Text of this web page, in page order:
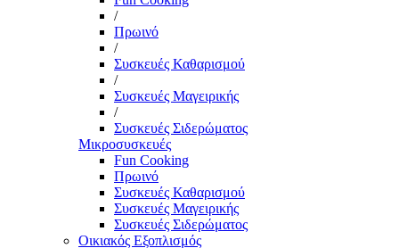
/
Πρωινό
/
Συσκευές Καθαρισμού
/
Συσκευές Μαγειρικής
/
Συσκευές Σιδερώματος
Μικροσυσκευές
Fun Cooking
Πρωινό
Συσκευές Καθαρισμού
Συσκευές Μαγειρικής
Συσκευές Σιδερώματος
Οικιακός Εξοπλισμός